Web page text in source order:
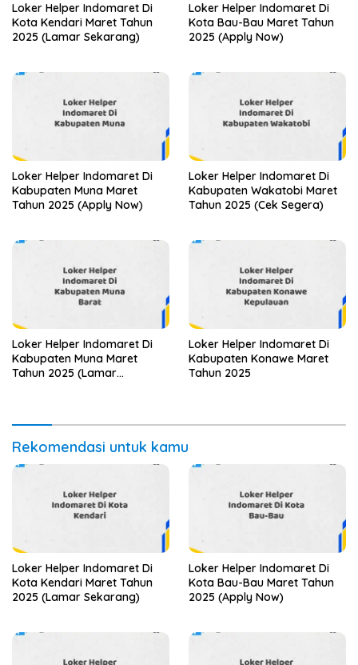
Loker Helper Indomaret Di
Kota Kendari Maret Tahun
2025 (Lamar Sekarang)
Loker Helper Indomaret Di
Kota Bau-Bau Maret Tahun
2025 (Apply Now)
Loker Helper Indomaret Di
Kabupaten Muna Maret
Tahun 2025 (Apply Now)
Loker Helper Indomaret Di
Kabupaten Wakatobi Maret
Tahun 2025 (Cek Segera)
Loker Helper Indomaret Di
Kabupaten Muna Maret
Tahun 2025 (Lamar
Loker Helper Indomaret Di
Kabupaten Konawe Maret
Tahun 2025
Rekomendasi untuk kamu
Loker Helper Indomaret Di
Kota Kendari Maret Tahun
2025 (Lamar Sekarang)
Loker Helper Indomaret Di
Kota Bau-Bau Maret Tahun
2025 (Apply Now)